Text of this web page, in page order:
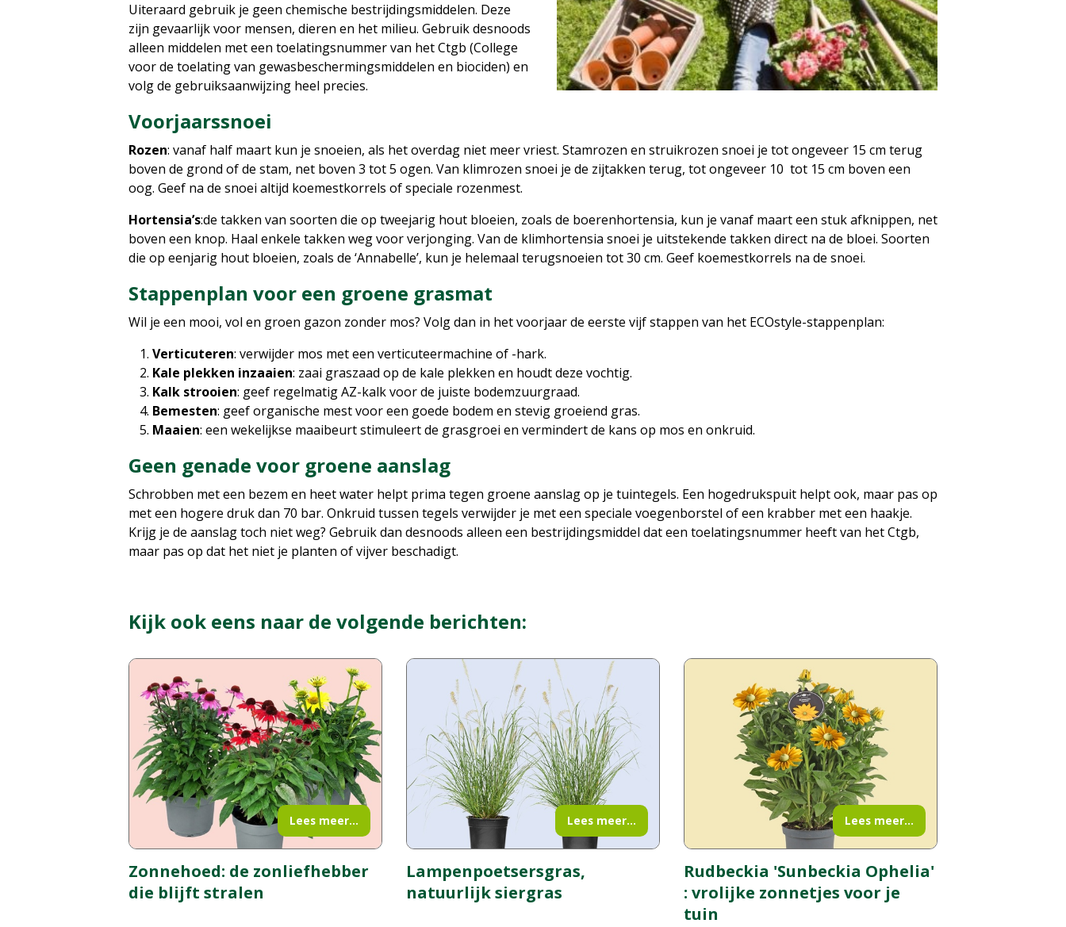
Uiteraard gebruik je geen chemische bestrijdingsmiddelen. Deze
zijn gevaarlijk voor mensen, dieren en het milieu. Gebruik desnoods
alleen middelen met een toelatingsnummer van het Ctgb (College
voor de toelating van gewasbeschermingsmiddelen en biociden) en
volg de gebruiksaanwijzing heel precies.
Voorjaarssnoei
Rozen: vanaf half maart kun je snoeien, als het overdag niet meer vriest. Stamrozen en struikrozen snoei je tot ongeveer 15 cm terug
boven de grond of de stam, net boven 3 tot 5 ogen. Van klimrozen snoei je de zijtakken terug, tot ongeveer 10 tot 15 cm boven een
oog. Geef na de snoei altijd koemestkorrels of speciale rozenmest.
Hortensia’s:de takken van soorten die op tweejarig hout bloeien, zoals de boerenhortensia, kun je vanaf maart een stuk afknippen, net
boven een knop. Haal enkele takken weg voor verjonging. Van de klimhortensia snoei je uitstekende takken direct na de bloei. Soorten
die op eenjarig hout bloeien, zoals de ‘Annabelle’, kun je helemaal terugsnoeien tot 30 cm. Geef koemestkorrels na de snoei.
Stappenplan voor een groene grasmat
Wil je een mooi, vol en groen gazon zonder mos? Volg dan in het voorjaar de eerste vijf stappen van het ECOstyle-stappenplan:
Verticuteren: verwijder mos met een verticuteermachine of -hark.
Kale plekken inzaaien: zaai graszaad op de kale plekken en houdt deze vochtig.
Kalk strooien: geef regelmatig AZ-kalk voor de juiste bodemzuurgraad.
Bemesten: geef organische mest voor een goede bodem en stevig groeiend gras.
Maaien: een wekelijkse maaibeurt stimuleert de grasgroei en vermindert de kans op mos en onkruid.
Geen genade voor groene aanslag
Schrobben met een bezem en heet water helpt prima tegen groene aanslag op je tuintegels. Een hogedrukspuit helpt ook, maar pas op
met een hogere druk dan 70 bar. Onkruid tussen tegels verwijder je met een speciale voegenborstel of een krabber met een haakje.
Krijg je de aanslag toch niet weg? Gebruik dan desnoods alleen een bestrijdingsmiddel dat een toelatingsnummer heeft van het Ctgb,
maar pas op dat het niet je planten of vijver beschadigt.
Kijk ook eens naar de volgende berichten:
Zonnehoed: de zonliefhebber
die blijft stralen
Lees meer...
Lampenpoetsersgras,
natuurlijk siergras
Lees meer...
Rudbeckia 'Sunbeckia Ophelia'
: vrolijke zonnetjes voor je
tuin
Lees meer...